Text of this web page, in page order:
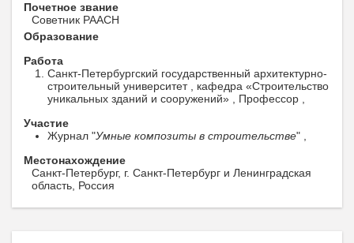
Почетное звание
Советник РААСН
Образование
Работа
Санкт-Петербургский государственный архитектурно-
строительный университет , кафедра «Строительство
уникальных зданий и сооружений» , Профессор ,
Участие
Журнал "Умные композиты в строительстве" ,
Местонахождение
Санкт-Петербург, г. Санкт-Петербург и Ленинградская
область, Россия